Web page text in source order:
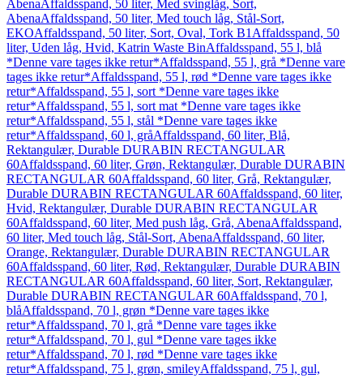
AbenaAffaldsspand, 50 liter, Med svinglåg, Sort,
AbenaAffaldsspand, 50 liter, Med touch låg, Stål-Sort,
EKOAffaldsspand, 50 liter, Sort, Oval, Tork B1 Affaldsspand, 50
liter, Uden låg, Hvid, Katrin Waste BinAffaldsspand, 55 l, blå
*Denne vare tages ikke retur*Affaldsspand, 55 l, grå *Denne vare
tages ikke retur*Affaldsspand, 55 l, rød *Denne vare tages ikke
retur*Affaldsspand, 55 l, sort *Denne vare tages ikke
retur*Affaldsspand, 55 l, sort mat *Denne vare tages ikke
retur*Affaldsspand, 55 l, stål *Denne vare tages ikke
retur*Affaldsspand, 60 l, gråAffaldsspand, 60 liter, Blå,
Rektangulær, Durable DURABIN RECTANGULAR
60Affaldsspand, 60 liter, Grøn, Rektangulær, Durable DURABIN
RECTANGULAR 60Affaldsspand, 60 liter, Grå, Rektangulær,
Durable DURABIN RECTANGULAR 60Affaldsspand, 60 liter,
Hvid, Rektangulær, Durable DURABIN RECTANGULAR
60Affaldsspand, 60 liter, Med push låg, Grå, AbenaAffaldsspand,
60 liter, Med touch låg, Stål-Sort, AbenaAffaldsspand, 60 liter,
Orange, Rektangulær, Durable DURABIN RECTANGULAR
60Affaldsspand, 60 liter, Rød, Rektangulær, Durable DURABIN
RECTANGULAR 60Affaldsspand, 60 liter, Sort, Rektangulær,
Durable DURABIN RECTANGULAR 60Affaldsspand, 70 l,
blåAffaldsspand, 70 l, grøn *Denne vare tages ikke
retur*Affaldsspand, 70 l, grå *Denne vare tages ikke
retur*Affaldsspand, 70 l, gul *Denne vare tages ikke
retur*Affaldsspand, 70 l, rød *Denne vare tages ikke
retur*Affaldsspand, 75 l, grøn, smileyAffaldsspand, 75 l, gul,